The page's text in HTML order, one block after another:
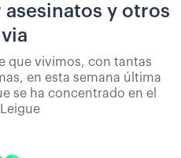
y otros
que vivimos, con tantas
en esta semana última
se ha concentrado en el